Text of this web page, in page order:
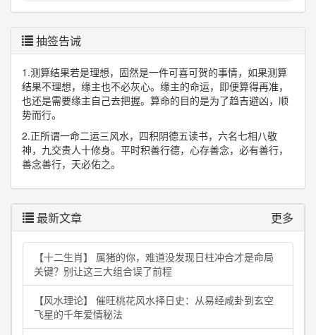
抽签告诫
1.测算结果若是理想，固然是一件可喜可贺的事情，如果测算
结果不理想，缘主也不必灰心。缘主的命运，即便算得再准，
也还是需要缘主自己去把握。算命的目的是为了趋吉避凶，顺
势而行。
2.正所谓一命二运三风水，四积阴德五读书，六名七相八敬
神，九交贵人十修身。平时积善行德，心存善念，必有善行，
善念善行，天必佑之。
最新文章 更多
【十二生肖】 属猪的你，难道没发现日柱冲合才是命局
关键？别让这三大组合误了前程
【风水理论】 催旺桃花风水择日史：从易经咸卦到玄空
飞星的千年爱情秘法